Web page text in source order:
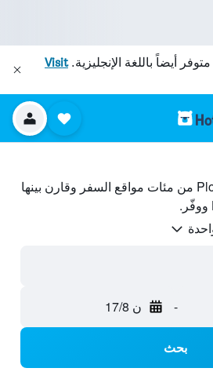
متوفر أيضاً باللغة الإنجليزية.Visit
ابحث عن فنادق في Ploce من مئات مواقع السفر وقارن بينها
- ن 17/8
بحث